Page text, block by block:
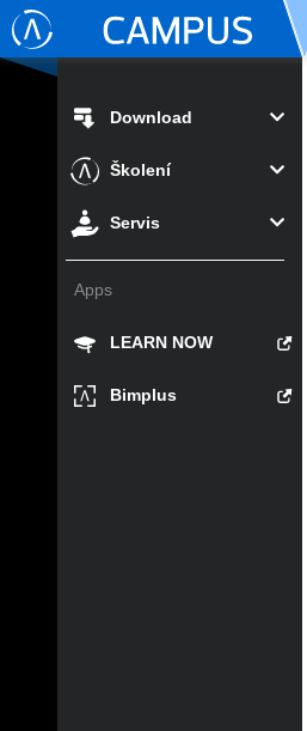
Download
Školení
Servis
Apps
LEARN NOW
Bimplus